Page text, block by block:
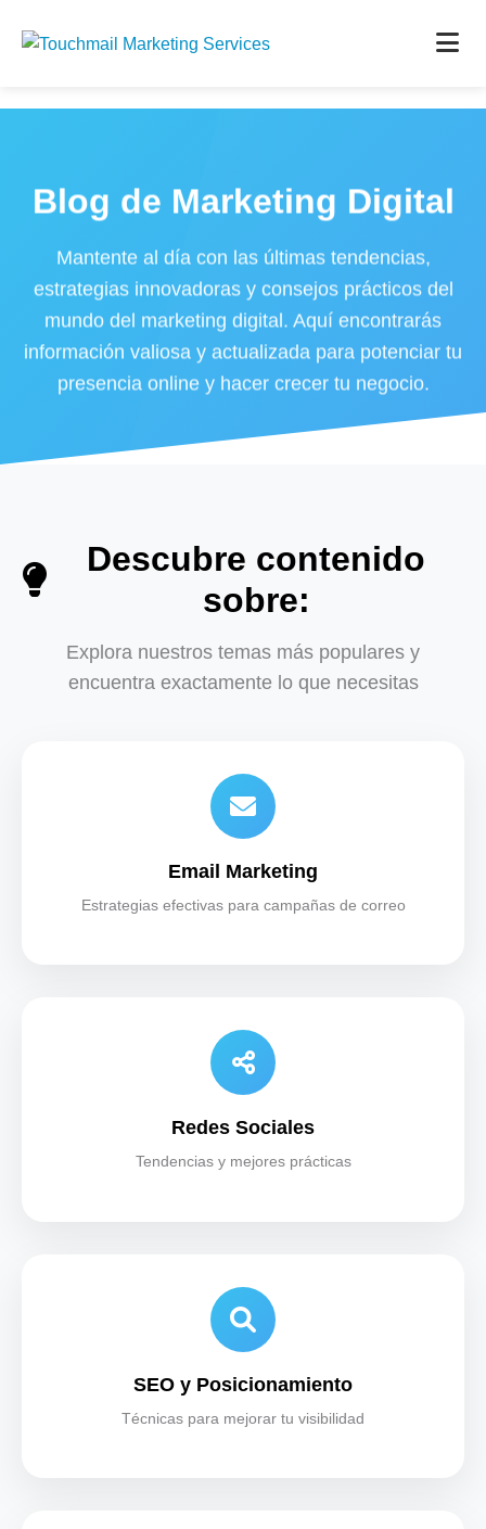
Blog de Marketing Digital
Mantente al día con las últimas tendencias,
estrategias innovadoras y consejos prácticos del
mundo del marketing digital. Aquí encontrarás
información valiosa y actualizada para potenciar tu
presencia online y hacer crecer tu negocio.
Descubre contenido
sobre:
Explora nuestros temas más populares y
encuentra exactamente lo que necesitas
Email Marketing
Estrategias efectivas para campañas de correo
Redes Sociales
Tendencias y mejores prácticas
SEO y Posicionamiento
Técnicas para mejorar tu visibilidad